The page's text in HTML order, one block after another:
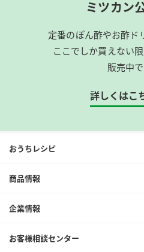
ミツカン
定番のぽん酢やお酢ド
ここでしか買えない
販売中で
詳しくはこ
おうちレシピ
商品情報
企業情報
お客様相談センター